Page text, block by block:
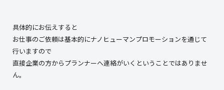
具体的にお伝えすると
お仕事のご依頼は基本的にナノヒューマンプロモーションを通じて
行いますので
直接企業の方からプランナーへ連絡がいくということではありませ
ん。